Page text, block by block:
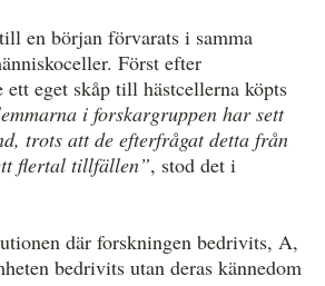
en början förvarats i samma
Först efter
ett eget skåp till hästcellerna köpts
i forskargruppen har sett
trots att de efterfrågat detta från
flertal tillfällen”, stod det i
där forskningen bedrivits, A,
bedrivits utan deras kännedom